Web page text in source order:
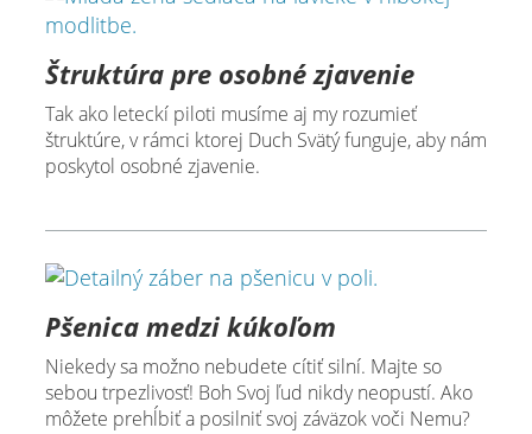
Štruktúra pre osobné zjavenie
Tak ako leteckí piloti musíme aj my rozumieť
štruktúre, v rámci ktorej Duch Svätý funguje, aby nám
poskytol osobné zjavenie.
Pšenica medzi kúkoľom
Niekedy sa možno nebudete cítiť silní. Majte so
sebou trpezlivosť! Boh Svoj ľud nikdy neopustí. Ako
môžete prehĺbiť a posilniť svoj záväzok voči Nemu?